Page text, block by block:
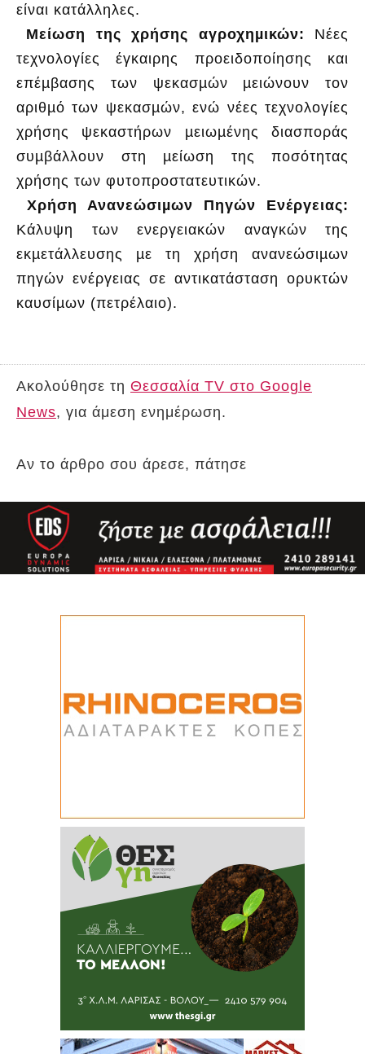
είναι κατάλληλες.
Μείωση της χρήσης αγροχηµικών: Νέες
τεχνολογίες έγκαιρης προειδοποίησης και
επέµβασης των ψεκασµών µειώνουν τον
αριθµό των ψεκασµών, ενώ νέες τεχνολογίες
χρήσης ψεκαστήρων µειωµένης διασποράς
συµβάλλουν στη µείωση της ποσότητας
χρήσης των φυτοπροστατευτικών.
Χρήση Ανανεώσιµων Πηγών Ενέργειας:
Κάλυψη των ενεργειακών αναγκών της
εκµετάλλευσης µε τη χρήση ανανεώσιµων
πηγών ενέργειας σε αντικατάσταση ορυκτών
καυσίµων (πετρέλαιο).
Ακολούθησε τη Θεσσαλία TV στο Google
News, για άμεση ενημέρωση.
Αν το άρθρο σου άρεσε, πάτησε